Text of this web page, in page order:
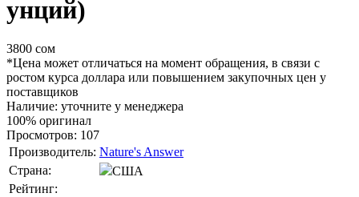
унций)
3800 сом
*Цена может отличаться на момент обращения, в связи с
ростом курса доллара или повышением закупочных цен у
поставщиков
Наличие: уточните у менеджера
100% оригинал
Просмотров: 107
Производитель: Nature's Answer
Страна:
США
Рейтинг: